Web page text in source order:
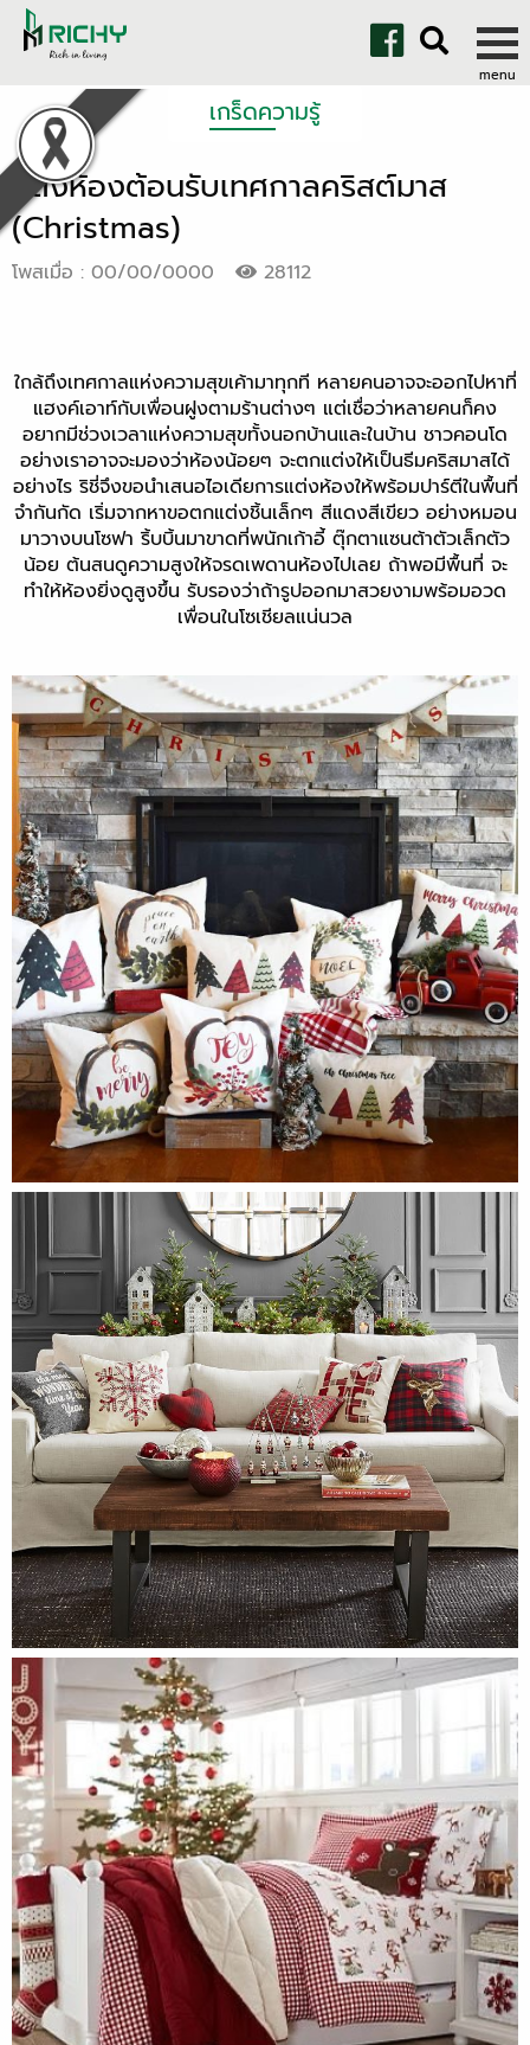
เกร็ดความรู้
แต่งห้องต้อนรับเทศกาลคริสต์มาส
(Christmas)
โพสเมื่อ : 00/00/0000 28112
ใกล้ถึงเทศกาลแห่งความสุขเค้ามาทุกที หลายคนอาจจะออกไปหาที่
แฮงค์เอาท์กับเพื่อนฝูงตามร้านต่างๆ แต่เชื่อว่าหลายคนก็คง
อยากมีช่วงเวลาแห่งความสุขทั้งนอกบ้านและในบ้าน ชาวคอนโด
อย่างเราอาจจะมองว่าห้องน้อยๆ จะตกแต่งให้เป็นธีมคริสมาสได้
อย่างไร ริชี่จึงขอนำเสนอไอเดียการแต่งห้องให้พร้อมปาร์ตีในพื้นที่
จำกันกัด เริ่มจากหาขอตกแต่งชิ้นเล็กๆ สีแดงสีเขียว อย่างหมอน
มาวางบนโซฟา ริ้บบิ้นมาขาดที่พนักเก้าอี้ ตุ๊กตาแซนต้าตัวเล็กตัว
น้อย ต้นสนดูความสูงให้จรดเพดานห้องไปเลย ถ้าพอมีพื้นที่ จะ
ทำให้ห้องยิ่งดูสูงขึ้น รับรองว่าถ้ารูปออกมาสวยงามพร้อมอวด
เพื่อนในโซเชียลแน่นวล